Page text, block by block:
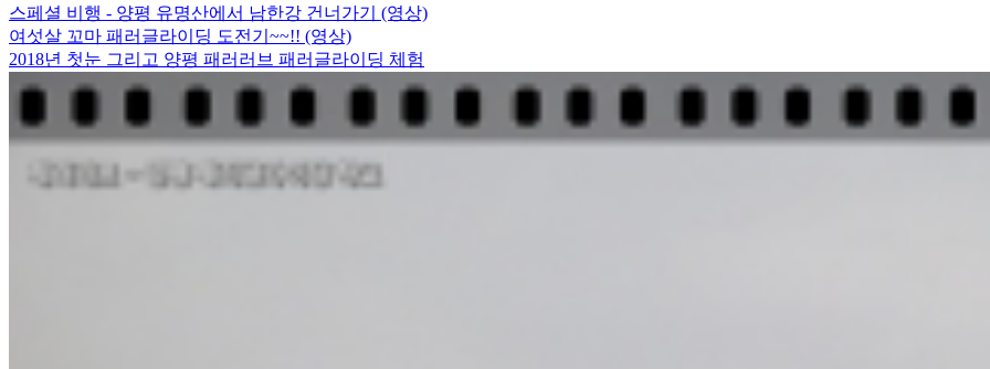
스페셜 비행 - 양평 유명산에서 남한강 건너가기 (영상)
여섯살 꼬마 패러글라이딩 도전기~~!! (영상)
2018년 첫눈 그리고 양평 패러러브 패러글라이딩 체험